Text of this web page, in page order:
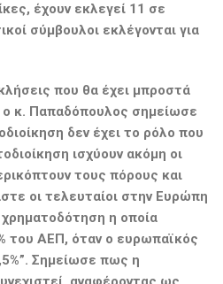
έχουν εκλεγεί 11 σε
σύμβουλοι εκλέγονται για
που θα έχει μπροστά
ο κ. Παπαδόπουλος σημείωσε
δεν έχει το ρόλο που
ισχύουν ακόμη οι
τους πόρους και
οι τελευταίοι στην Ευρώπη
η οποία
του ΑΕΠ, όταν ο ευρωπαϊκός
Σημείωσε πως η